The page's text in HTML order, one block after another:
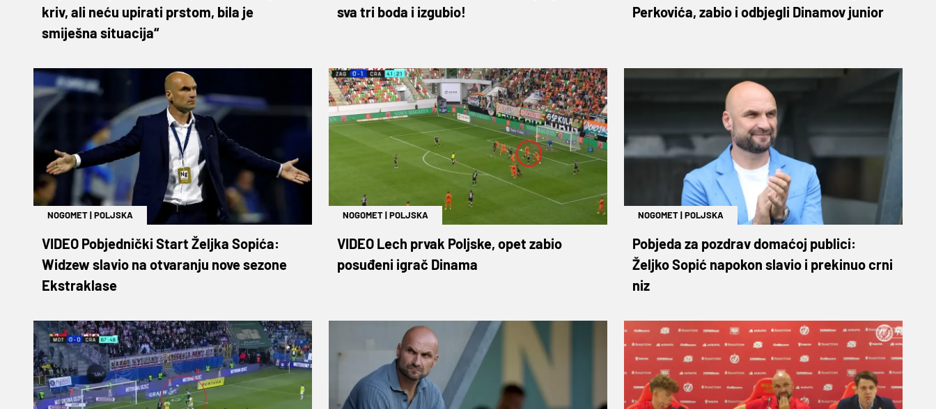
kriv, ali neću upirati prstom, bila je
smiješna situacija“
sva tri boda i izgubio!
Perkovića, zabio i odbjegli Dinamov junior
NOGOMET|POLJSKA
VIDEO Pobjednički Start Željka Sopića:
Widzew slavio na otvaranju nove sezone
Ekstraklase
NOGOMET|POLJSKA
VIDEO Lech prvak Poljske, opet zabio
posuđeni igrač Dinama
NOGOMET|POLJSKA
Pobjeda za pozdrav domaćoj publici:
Željko Sopić napokon slavio i prekinuo crni
niz